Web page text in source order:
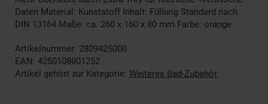
Daten Material: Kunststoff Inhalt: Füllung Standard nach
DIN 13164 Maße: ca. 260 x 160 x 80 mm Farbe: orange
Artikelnummer: 2809425000
EAN: 4250108801252
Artikel gehört zur Kategorie: Weiteres Bad-Zubehör